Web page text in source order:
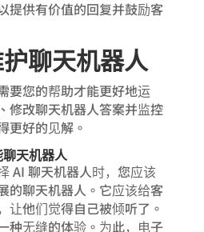
提供有价值的回复并鼓励客
聊天机器人
要您的帮助才能更好地运
修改聊天机器人答案并监控
更好的见解。
天机器人
AI 聊天机器人时，您应该
的聊天机器人。它应该给客
让他们觉得自己被倾听了。
种无缝的体验。为此，电子